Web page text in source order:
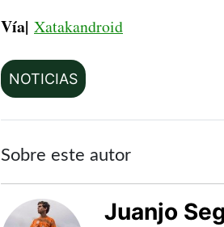
Vía| Xatakandroid
NOTICIAS
Sobre este autor
Juanjo